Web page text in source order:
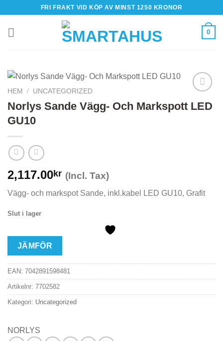
content
FRI FRAKT VID KÖP AV MINST 1250 KRONOR
0
HEM / UNCATEGORIZED
Norlys Sande Vägg- Och Markspott LED
GU10
2,117.00kr (Incl. Tax)
Vägg- och markspot Sande, inkl.kabel LED GU10, Grafit
Slut i lager
JÄMFÖR
EAN: 7042891598481
Artikelnr: 7702582
Kategori: Uncategorized
NORLYS